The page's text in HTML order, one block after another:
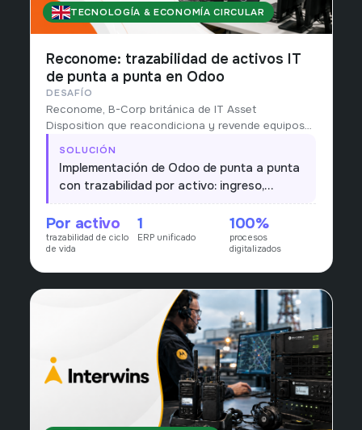
REINO UNIDO
TECNOLOGÍA & ECONOMÍA CIRCULAR
Reconome: trazabilidad de activos IT
de punta a punta en Odoo
DESAFÍO
Reconome, B-Corp británica de IT Asset
Disposition que reacondiciona y revende equipos
del sector público (NHS, escuelas, councils),
operaba el ciclo de vida de cada activo con
procesos manuales y sin trazabilidad unificada
desde el ingreso hasta la reventa.
SOLUCIÓN
Implementación de Odoo de punta a punta
con trazabilidad por activo: ingreso,
reacondicionamiento, certificación y
reventa en un único flujo, digitalizando los
procesos y dando visibilidad en tiempo real
de cada equipo y de su impacto circular.
Por activo
trazabilidad de ciclo
de vida
1
ERP unificado
100%
procesos
digitalizados